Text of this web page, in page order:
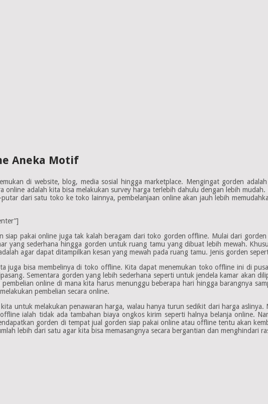
Aneka Motif
di website, blog, media sosial hingga marketplace. Mengingat gorden
online adalah kita bisa melakukan survey harga terlebih dahulu dengan lebih
dari satu toko ke toko lainnya, pembelanjaan online akan jauh lebih
siap pakai online juga tak kalah beragam dari toko gorden offline. Mulai dari
yang sederhana hingga gorden untuk ruang tamu yang dibuat lebih mewah.
agar dapat ditampilkan kesan yang mewah pada ruang tamu. Jenis gorden
juga bisa membelinya di toko offline. Kita dapat menemukan toko offline ini di
Sementara gorden yang lebih sederhana seperti untuk jendela kamar akan
online di mana kita harus menunggu beberapa hari hingga barangnya
pembelian secara online.
untuk melakukan penawaran harga, walau hanya turun sedikit dari harga
ialah tidak ada tambahan biaya ongkos kirim seperti halnya belanja online.
gorden di tempat jual gorden siap pakai online atau offline tentu akan
lebih dari satu agar kita bisa memasangnya secara bergantian dan menghindari